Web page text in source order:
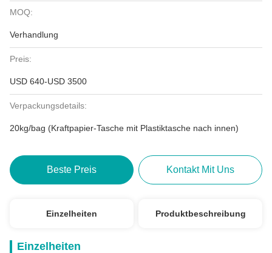
MOQ:
Verhandlung
Preis:
USD 640-USD 3500
Verpackungsdetails:
20kg/bag (Kraftpapier-Tasche mit Plastiktasche nach innen)
Beste Preis Kontakt Mit Uns
Einzelheiten Produktbeschreibung
Einzelheiten